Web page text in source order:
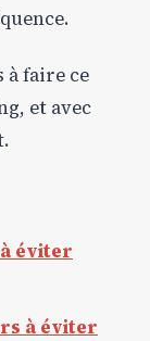
à faire ce
et avec
éviter
à éviter